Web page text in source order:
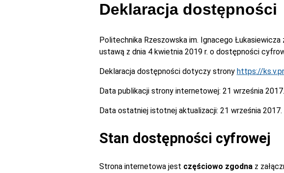
Deklaracja dostępności
Politechnika Rzeszowska im. Ignacego Łukasiewicza
ustawą z dnia 4 kwietnia 2019 r. o dostępności
Deklaracja dostępności dotyczy strony https://
Data publikacji strony internetowej: 21 września 2017.
Data ostatniej istotnej aktualizacji: 21 września 2017.
Stan dostępności cyfrowej
Strona internetowa jest częściowo zgodna z